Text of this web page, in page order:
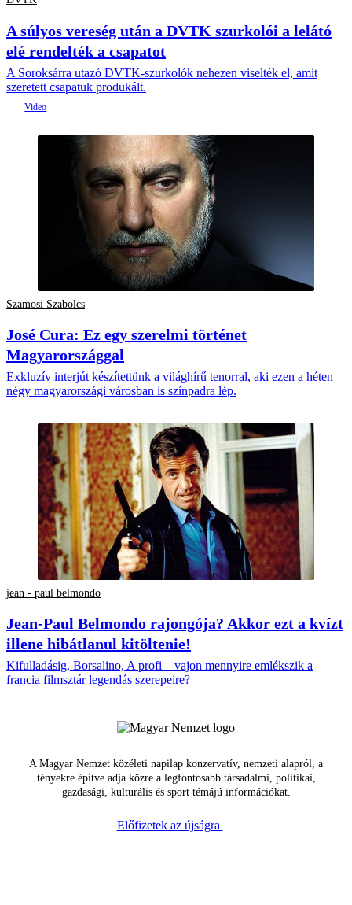
A súlyos vereség után a DVTK szurkolói a lelátó
elé rendelték a csapatot
A Soroksárra utazó DVTK-szurkolók nehezen viselték el, amit
szeretett csapatuk produkált.
Szamosi Szabolcs
José Cura: Ez egy szerelmi történet
Magyarországgal
Exkluzív interjút készítettünk a világhírű tenorral, aki ezen a héten
négy magyarországi városban is színpadra lép.
jean - paul belmondo
Jean-Paul Belmondo rajongója? Akkor ezt a kvízt
illene hibátlanul kitöltenie!
Kifulladásig, Borsalino, A profi – vajon mennyire emlékszik a
francia filmsztár legendás szerepeire?
A Magyar Nemzet közéleti napilap konzervatív, nemzeti alapról, a
tényekre építve adja közre a legfontosabb társadalmi, politikai,
gazdasági, kulturális és sport témájú információkat.
Előfizetek az újságra